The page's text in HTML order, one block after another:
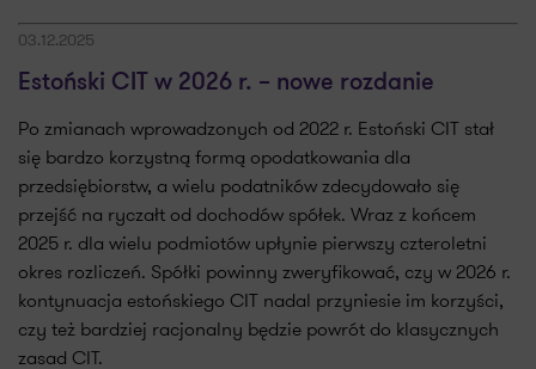
03.12.2025
Estoński CIT w 2026 r. – nowe rozdanie
Po zmianach wprowadzonych od 2022 r. Estoński CIT stał
się bardzo korzystną formą opodatkowania dla
przedsiębiorstw, a wielu podatników zdecydowało się
przejść na ryczałt od dochodów spółek. Wraz z końcem
2025 r. dla wielu podmiotów upłynie pierwszy czteroletni
okres rozliczeń. Spółki powinny zweryfikować, czy w 2026 r.
kontynuacja estońskiego CIT nadal przyniesie im korzyści,
czy też bardziej racjonalny będzie powrót do klasycznych
zasad CIT.